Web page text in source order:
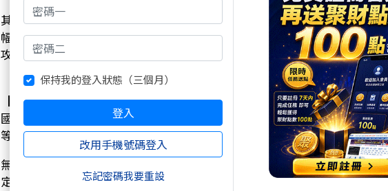
其中最大功臣就是台積電，今日大漲20元收在1,155元，盤中一度摸
幅。法人認為，接下來如果關稅拍板結果真的低於2成，台股很有機會
攻勢能不能延續，台積電的表現絕對是關鍵觀察指標。
【無人機與軍工再飛升 市場焦點不墜】
國防部釋出近500億元無人機採購預算，引爆台灣軍工供應鏈第二波
等全數鎖漲停，漢翔、事欣科、長榮航太也續強上攻，漲幅逾4%以上
無人機題材本周來持續吸引短線資金卡位，法人點名此族群具政策延
定、訂單利多持續釋出，有望成為2024下半年軍工族群中具備續航力
保持我的登入狀態（三個月）
登入
改用手機號碼登入
忘記密碼我要重設